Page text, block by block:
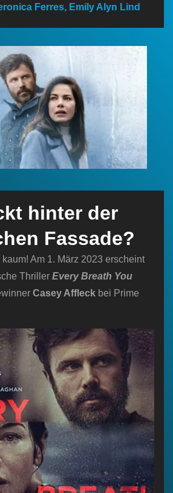
Ferres, Emily Alyn Lind
hinter der
Fassade?
Am 1. März 2023 erscheint
Thriller Every Breath You
Casey Affleck bei Prime